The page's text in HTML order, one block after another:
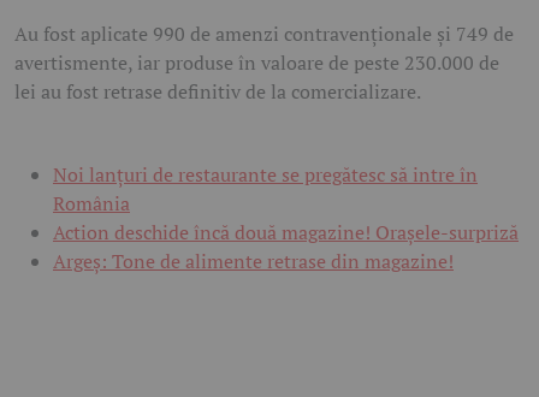
Au fost aplicate 990 de amenzi contravenționale și 749 de
avertismente, iar produse în valoare de peste 230.000 de
lei au fost retrase definitiv de la comercializare.
Noi lanțuri de restaurante se pregătesc să intre în
România
Action deschide încă două magazine! Orașele-surpriză
Argeș: Tone de alimente retrase din magazine!